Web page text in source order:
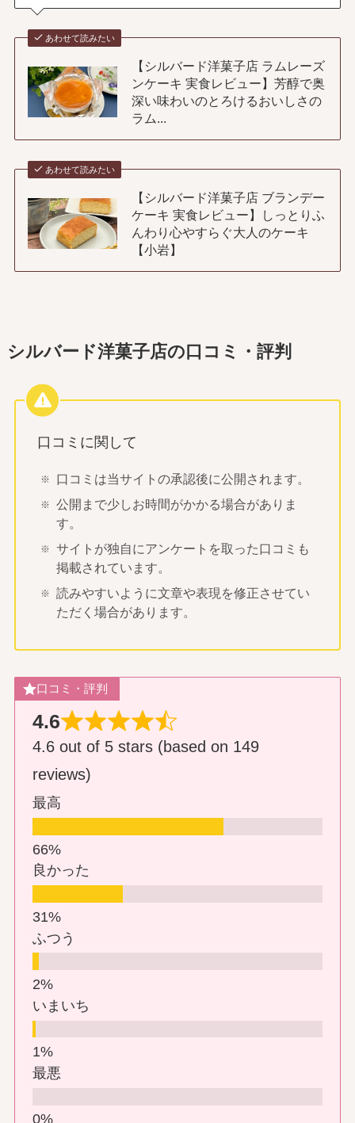
あわせて読みたい
【シルバード洋菓子店 ラムレーズ
ンケーキ 実食レビュー】芳醇で奥
深い味わいのとろけるおいしさの
ラム...
あわせて読みたい
【シルバード洋菓子店 ブランデー
ケーキ 実食レビュー】しっとりふ
んわり心やすらぐ大人のケーキ
【小岩】
シルバード洋菓子店の口コミ・評判
口コミに関して
口コミは当サイトの承認後に公開されます。
公開まで少しお時間がかかる場合がありま
す。
サイトが独自にアンケートを取った口コミも
掲載されています。
読みやすいように文章や表現を修正させてい
ただく場合があります。
口コミ・評判
4.6
4.6 out of 5 stars (based on 149
reviews)
最高
良かった
ふつう
いまいち
最悪